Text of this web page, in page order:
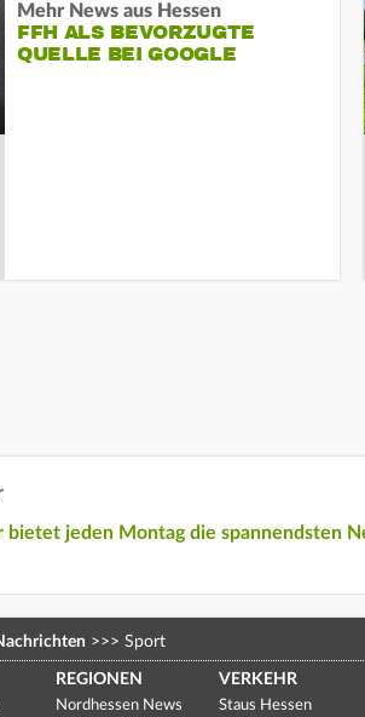
Mehr News aus Hessen
FFH ALS BEVORZUGTE
QUELLE BEI GOOGLE
jeden Montag die spannendsten
>>> Sport
REGIONEN
Nordhessen News
VERKEHR
Staus Hessen